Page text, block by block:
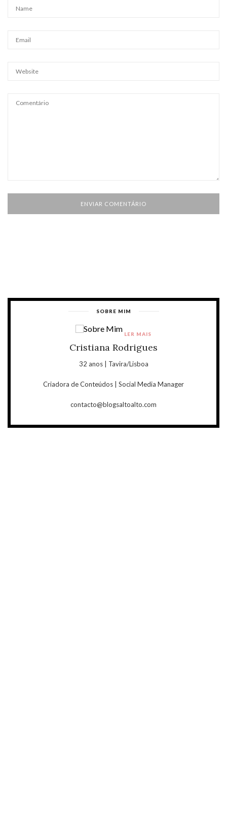
SOBRE MIM
Cristiana Rodrigues
32 anos | Tavira/Lisboa
Criadora de Conteúdos | Social Media Manager
contacto@blogsaltoalto.com
LER MAIS